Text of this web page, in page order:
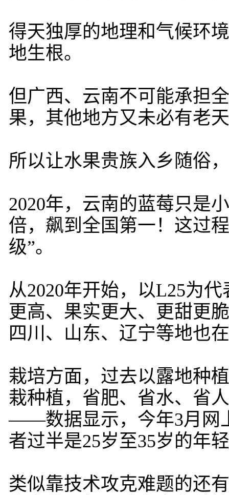
得天独厚的地理和气候环
地生根。
但广西、云南不可能承担
果，其他地方又未必有老
所以让水果贵族入乡随俗
2020年，云南的蓝莓只是
倍，飙到全国第一！这过
级”。
从2020年开始，以L25为
更高、果实更大、更甜更
四川、山东、辽宁等地也
栽培方面，过去以露地种
栽种植，省肥、省水、省
——数据显示，今年3月网
者过半是25岁至35岁的年
类似靠技术攻克难题的还